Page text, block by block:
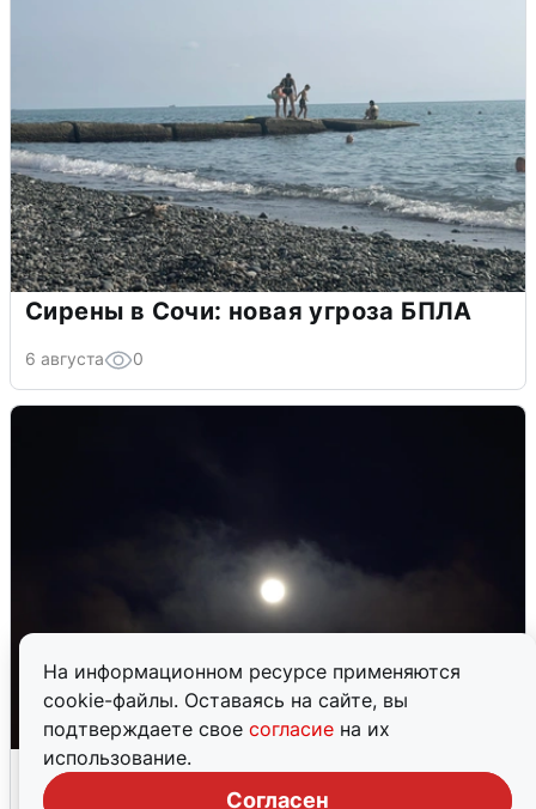
На информационном ресурсе применяются
cookie-файлы. Оставаясь на сайте, вы
подтверждаете свое согласие на их
использование.
Согласен
Сирены в Сочи: новая угроза БПЛА
6 августа 0
Взрывы в Воронеже после сигнала
тревоги